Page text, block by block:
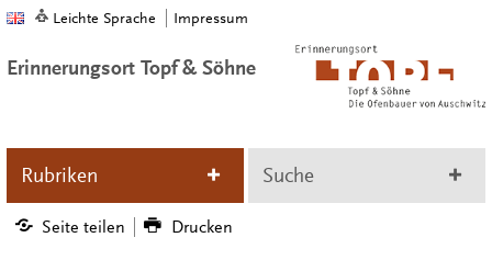
Leichte Sprache Impressum
Erinnerungsort Topf & Söhne
Rubriken Suche
Seite teilen Drucken